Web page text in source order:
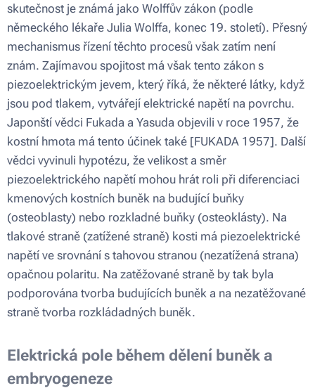
skutečnost je známá jako Wolffův zákon (podle
německého lékaře Julia Wolffa, konec 19. století). Přesný
mechanismus řízení těchto procesů však zatím není
znám. Zajímavou spojitost má však tento zákon s
piezoelektrickým jevem, který říká, že některé látky, když
jsou pod tlakem, vytvářejí elektrické napětí na povrchu.
Japonští vědci Fukada a Yasuda objevili v roce 1957, že
kostní hmota má tento účinek také [FUKADA 1957]. Další
vědci vyvinuli hypotézu, že velikost a směr
piezoelektrického napětí mohou hrát roli při diferenciaci
kmenových kostních buněk na budující buňky
(osteoblasty) nebo rozkladné buňky (osteoklásty). Na
tlakové straně (zatížené straně) kosti má piezoelektrické
napětí ve srovnání s tahovou stranou (nezatížená strana)
opačnou polaritu. Na zatěžované straně by tak byla
podporována tvorba budujících buněk a na nezatěžované
straně tvorba rozkládadných buněk.
Elektrická pole během dělení buněk a
embryogeneze